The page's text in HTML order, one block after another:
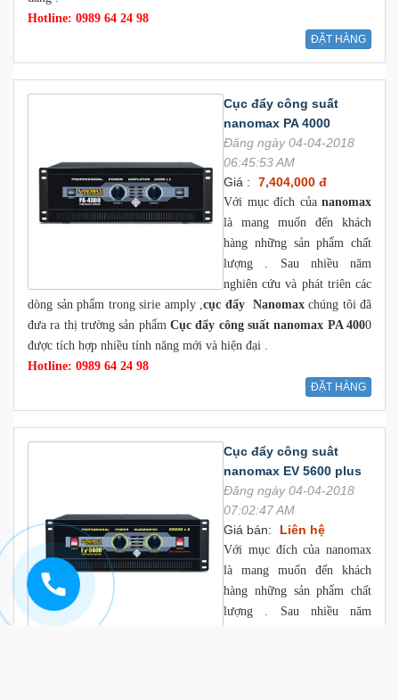
Hotline: 0989 64 24 98
ĐẶT HÀNG
Cục đẩy công suất
nanomax PA 4000
Đăng ngày 04-04-2018
06:45:53 AM
Giá :
7,404,000 đ
Với mục đích của nanomax
là mang muốn đến khách
hàng những sản phẩm chất
lượng . Sau nhiều năm
nghiên cứu và phát triên các
dòng sản phẩm trong sirie amply , cục đẩy Nanomax chúng tôi đã
đưa ra thị trường sản phẩm Cục đẩy công suất nanomax PA 4000
được tích hợp nhiều tính năng mới và hiện đại .
Hotline: 0989 64 24 98
ĐẶT HÀNG
Cục đẩy công suât
nanomax EV 5600 plus
Đăng ngày 04-04-2018
07:02:47 AM
Giá bán:
Liên hệ
Với mục đích của nanomax
là mang muốn đến khách
hàng những sản phẩm chất
lượng . Sau nhiều năm